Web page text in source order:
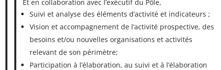
Et en collaboration avec l’exécutif du Pôle,
Suivi et analyse des éléments d’activité et indicateurs ;
Vision et accompagnement de l’activité prospective, des
besoins et/ou nouvelles organisations et activités
relevant de son périmètre;
Participation à l’élaboration, au suivi et à l’élaboration